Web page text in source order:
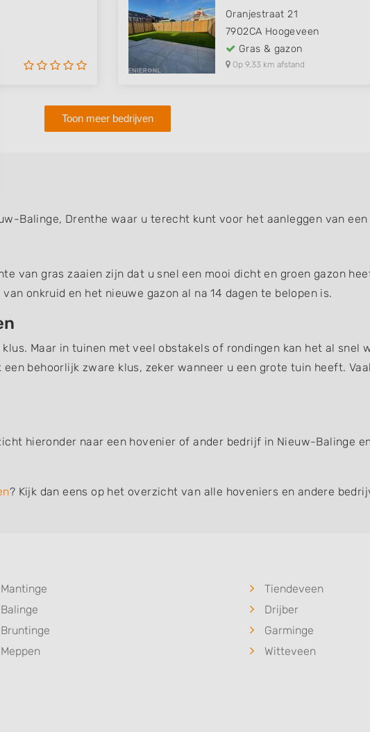
Oranjestraat 21
7902CA Hoogeveen
Gras & gazon
Op 9,33 km afstand
Toon meer bedrijven
Balinge, Drenthe waar u terecht kunt voor het aanleggen van een
van gras zaaien zijn dat u snel een mooi dicht en groen gazon
onkruid en het nieuwe gazon al na 14 dagen te belopen is.
Maar in tuinen met veel obstakels of rondingen kan het al snel
behoorlijk zware klus, zeker wanneer u een grote tuin heeft.
hieronder naar een hovenier of ander bedrijf in Nieuw-Balinge
? Kijk dan eens op het overzicht van alle hoveniers en andere
Mantinge
Tiendeveen
Balinge
Drijber
Bruntinge
Garminge
Meppen Witteveen